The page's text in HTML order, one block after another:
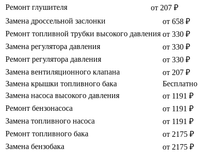
Ремонт глушителя
от 207 ₽
Замена дроссельной заслонки
от 658 ₽
Ремонт топливной трубки высокого давления от 330 ₽
Замена регулятора давления
от 330 ₽
Ремонт регулятора давления
от 330 ₽
Замена вентиляционного клапана
от 207 ₽
Замена крышки топливного бака
Бесплатно
Замена насоса высокого давления
от 1191 ₽
Ремонт бензонасоса
от 1191 ₽
Замена топливного насоса
от 1191 ₽
Ремонт топливного бака
от 2175 ₽
Замена бензобака
от 2175 ₽